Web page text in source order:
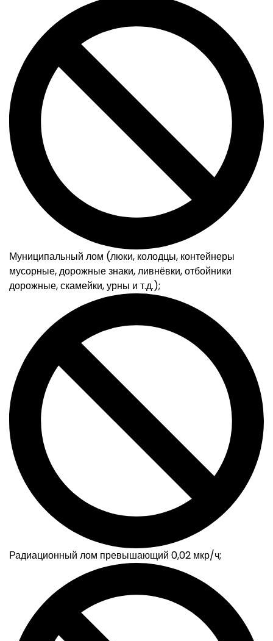
Муниципальный лом (люки, колодцы, контейнеры
мусорные, дорожные знаки, ливнёвки, отбойники
дорожные, скамейки, урны и т.д.);
Радиационный лом превышающий 0,02 мкр/ч;